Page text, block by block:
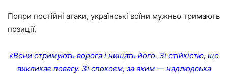
Попри постійні атаки, українські воїни мужньо тримають
позиції.
«Вони стримують ворога і нищать його. Зі стійкістю, що
викликає повагу. Зі спокоєм, за яким — надлюдська